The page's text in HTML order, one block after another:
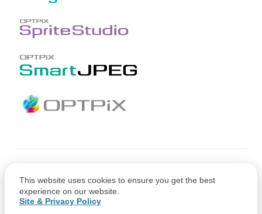
Copyright © 1991-2021 Web Technology Corp.
This website uses cookies to ensure you get the best
experience on our website.
Site & Privacy Policy